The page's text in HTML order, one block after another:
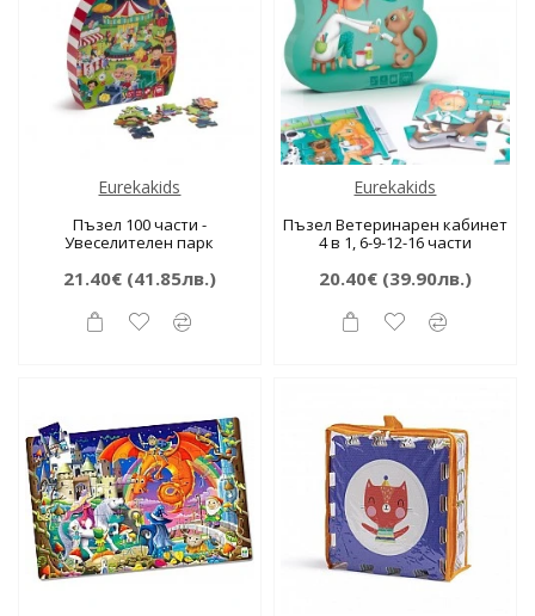
Eurekakids
Пъзел 100 части -
Увеселителен парк
21.40€(41.85лв.)
Eurekakids
Пъзел Ветеринарен кабинет
4 в 1, 6-9-12-16 части
20.40€(39.90лв.)